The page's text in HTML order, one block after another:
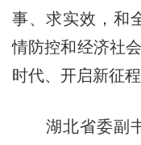
事、求实效，和
情防控和经济社
时代、开启新征
湖北省委副书